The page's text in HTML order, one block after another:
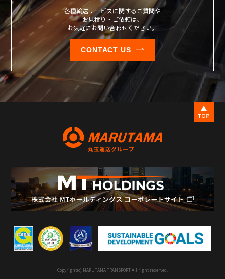
各種輸送サービスに関するご質問や
お見積り・ご依頼は、
お気軽にお問い合わせください。
CONTACT US
Copyright(c) MARUTAMA TRANSPORT All right reserved.